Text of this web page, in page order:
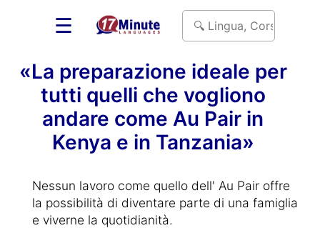
☰
«La preparazione ideale per
tutti quelli che vogliono
andare come Au Pair in
Kenya e in Tanzania»
Nessun lavoro come quello dell' Au Pair offre
la possibilità di diventare parte di una famiglia
e viverne la quotidianità.